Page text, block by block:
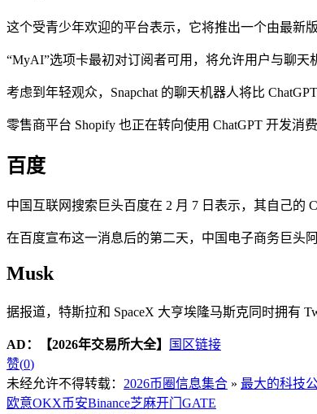
这个受青少年欢迎的平台表示，它将推出一个由最新
“MyAI”选项卡最初对订阅者可用，将允许用户与聊天
考虑到年轻观众，Snapchat 的聊天机器人将比
零售商平台 Shopify 也正在转向使用 ChatGPT 开发消
百度
中国互联网搜索巨头百度在 2 月 7 日表示，其自己的
在百度宣布这一消息后的第二天，中国电子商务巨头
Musk
据报道，特斯拉和 SpaceX 大亨埃隆马斯克同时拥有
AD： 【2026年交易所大全】
国区链接
赞(0)
未经允许不得转载： 2026币圈信息集合 » 最大的科技
欧意OKX币安Binance芝麻开门GATE